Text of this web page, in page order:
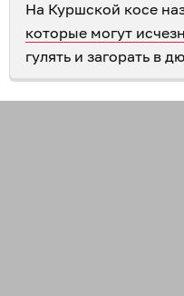
На Куршской косе
которые могут
гулять и загорать в